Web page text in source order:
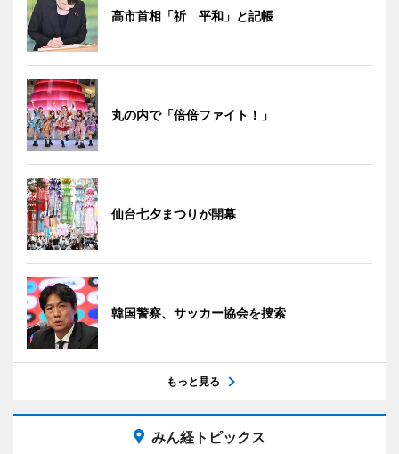
高市首相「祈 平和」と記帳
丸の内で「倍倍ファイト！」
仙台七夕まつりが開幕
韓国警察、サッカー協会を捜索
もっと見る
みん経トピックス